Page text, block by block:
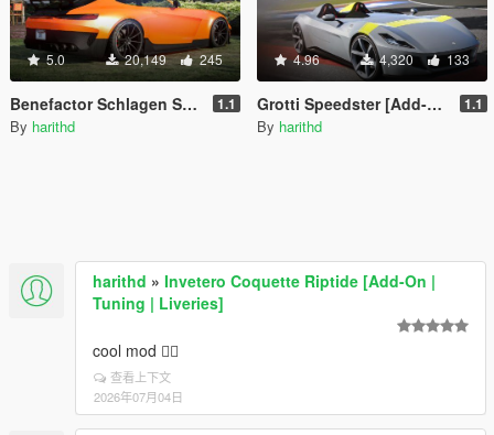
5.0 20,149 245
Benefactor Schlagen STR [Add-On] 1.1
By harithd
4.96 4,320 133
Grotti Speedster [Add-On | Tuning] 1.1
By harithd
harithd » Invetero Coquette Riptide [Add-On |
Tuning | Liveries]
cool mod 👍🏽
查看上下文
2026年07月04日